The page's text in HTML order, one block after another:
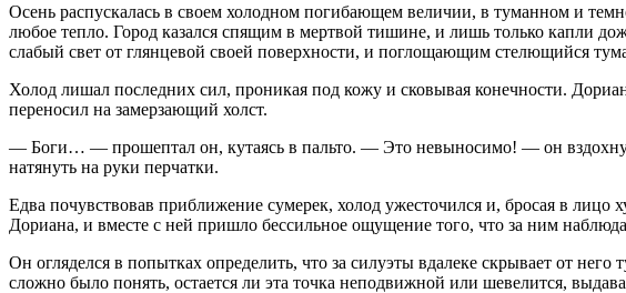
Осень распускалась в своем холодном погибающем величии, в туманном и
любое тепло. Город казался спящим в мертвой тишине, и лишь только капли
слабый свет от глянцевой своей поверхности, и поглощающим стелющийся
Холод лишал последних сил, проникая под кожу и сковывая конечности.
переносил на замерзающий холст.
— Боги… — прошептал он, кутаясь в пальто. — Это невыносимо! — он вздохнул
натянуть на руки перчатки.
Едва почувствовав приближение сумерек, холод ужесточился и, бросая в
Дориана, и вместе с ней пришло бессильное ощущение того, что за ним
Он огляделся в попытках определить, что за силуэты вдалеке скрывает от
сложно было понять, остается ли эта точка неподвижной или шевелится,